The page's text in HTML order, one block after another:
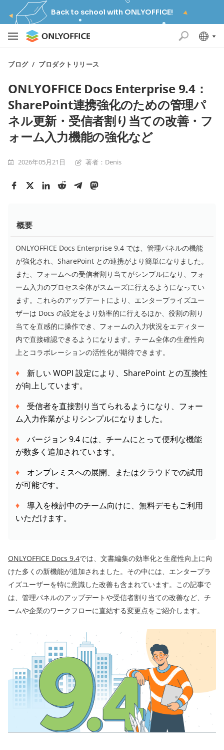
Back to school with ONLYOFFICE!
ブログ/ プロダクトリリース
ONLYOFFICE Docs Enterprise 9.4：
SharePoint連携強化のための管理パ
ネル更新・受信者割り当ての改善・フ
ォーム入力機能の強化など
2026年05月21日 著者：Denis
概要
ONLYOFFICE Docs Enterprise 9.4 では、管理パネルの機能
が強化され、SharePoint との連携がより簡単になりました。
また、フォームへの受信者割り当てがシンプルになり、フォ
ーム入力のプロセス全体がスムーズに行えるようになってい
ます。これらのアップデートにより、エンタープライズユー
ザーは Docs の設定をより効率的に行えるほか、役割の割り
当てを直感的に操作でき、フォームの入力状況をエディター
内で直接確認できるようになります。チーム全体の生産性向
上とコラボレーションの活性化が期待できます。
新しい WOPI 設定により、SharePoint との互換性
が向上しています。
受信者を直接割り当てられるようになり、フォー
ム入力作業がよりシンプルになりました。
バージョン 9.4 には、チームにとって便利な機能
が数多く追加されています。
オンプレミスへの展開、またはクラウドでの試用
が可能です。
導入を検討中のチーム向けに、無料デモもご利用
いただけます。
ONLYOFFICE Docs 9.4では、文書編集の効率化と生産性向上に向
けた多くの新機能が追加されました。その中には、エンタープラ
イズユーザーを特に意識した改善も含まれています。この記事で
は、管理パネルのアップデートや受信者割り当ての改善など、チ
ームや企業のワークフローに直結する変更点をご紹介します。